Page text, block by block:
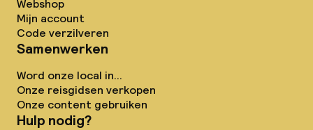
Webshop
Mijn account
Code verzilveren
Samenwerken
Word onze local in...
Onze reisgidsen verkopen
Onze content gebruiken
Hulp nodig?